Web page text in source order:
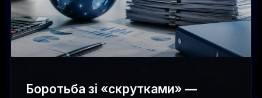
Боротьба зі «скрутками» —